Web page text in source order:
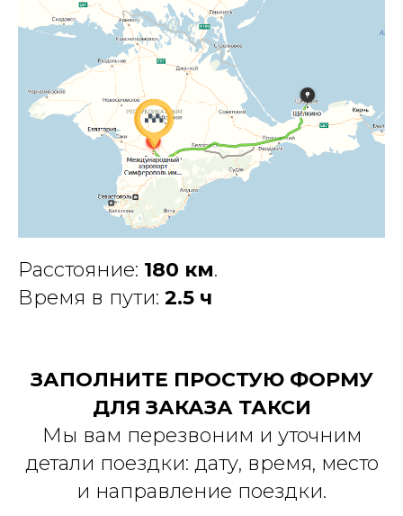
Расстояние: 180 км.
Время в пути: 2.5 ч
ЗАПОЛНИТЕ ПРОСТУЮ ФОРМУ
ДЛЯ ЗАКАЗА ТАКСИ
Мы вам перезвоним и уточним
детали поездки: дату, время, место
и направление поездки.